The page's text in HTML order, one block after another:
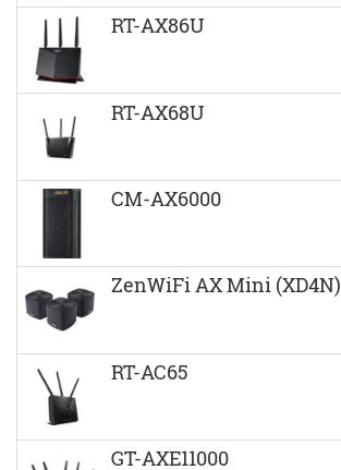
RT-AX86U
RT-AX68U
CM-AX6000
ZenWiFi AX Mini (XD4N)
RT-AC65
GT-AXE11000